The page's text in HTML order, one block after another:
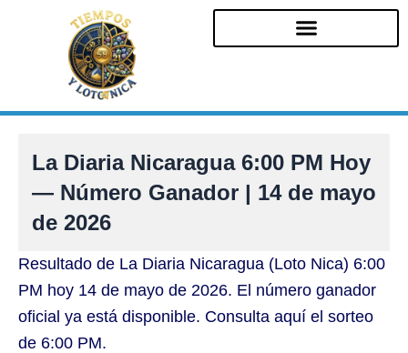
La Diaria Nicaragua 6:00 PM Hoy
— Número Ganador | 14 de mayo
de 2026
Resultado de La Diaria Nicaragua (Loto Nica) 6:00
PM hoy 14 de mayo de 2026. El número ganador
oficial ya está disponible. Consulta aquí el sorteo
de 6:00 PM.